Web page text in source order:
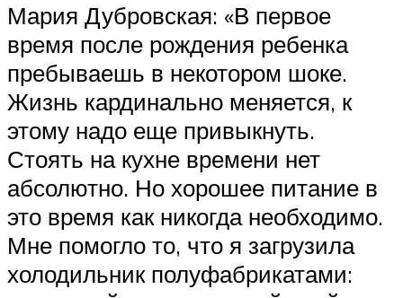
Мария Дубровская: «В первое
время после рождения ребенка
пребываешь в некотором шоке.
Жизнь кардинально меняется, к
этому надо еще привыкнуть.
Стоять на кухне времени нет
абсолютно. Но хорошее питание в
это время как никогда необходимо.
Мне помогло то, что я загрузила
холодильник полуфабрикатами: